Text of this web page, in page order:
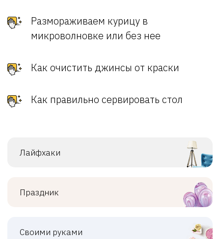
Размораживаем курицу в
микроволновке или без нее
Как очистить джинсы от краски
Как правильно сервировать стол
Лайфхаки
Праздник
Своими руками